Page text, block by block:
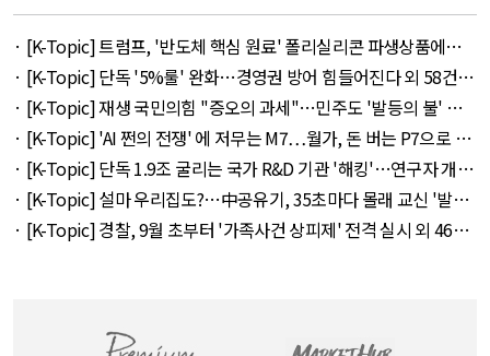
· [K-Topic] 트럼프, '반도체 핵심 원료' 폴리실리콘 파생상품에
15% 관세 외 27건 - August 7, 2026
· [K-Topic] 단독 '5%룰' 완화…경영권 방어 힘들어진다 외 58건 -
August 7, 2026
· [K-Topic] 재생 국민의힘 "증오의 과세"…민주도 '발등의 불' 외
53건 - August 7, 2026
· [K-Topic] 'AI 쩐의 전쟁' 에 저무는 M7…월가, 돈 버는 P7으로 갈
아타나 외 30건 - August 8, 2026
· [K-Topic] 단독 1.9조 굴리는 국가 R&D 기관 '해킹'…연구자 개인
정보 몽땅 유출 외 48건 - August 7, 2026
· [K-Topic] 설마 우리집도?…中공유기, 35초마다 몰래 교신 '발칵'
외 48건 - August 7, 2026
· [K-Topic] 경찰, 9월 초부터 '가족사건 상피제' 전격 실시 외 46건